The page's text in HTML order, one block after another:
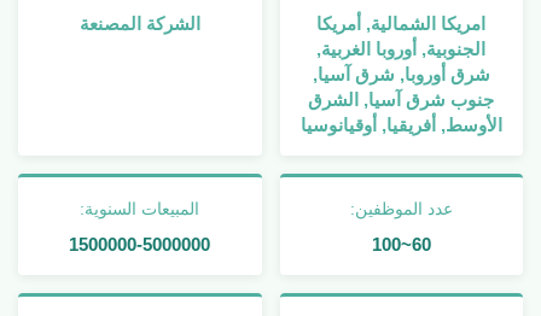
امريكا الشمالية, أمريكا
الجنوبية, أوروبا الغربية,
شرق أوروبا, شرق آسيا,
جنوب شرق آسيا, الشرق
الأوسط, أفريقيا, أوقيانوسيا
الشركة المصنعة
عدد الموظفين:
60~100
المبيعات السنوية:
1500000-5000000